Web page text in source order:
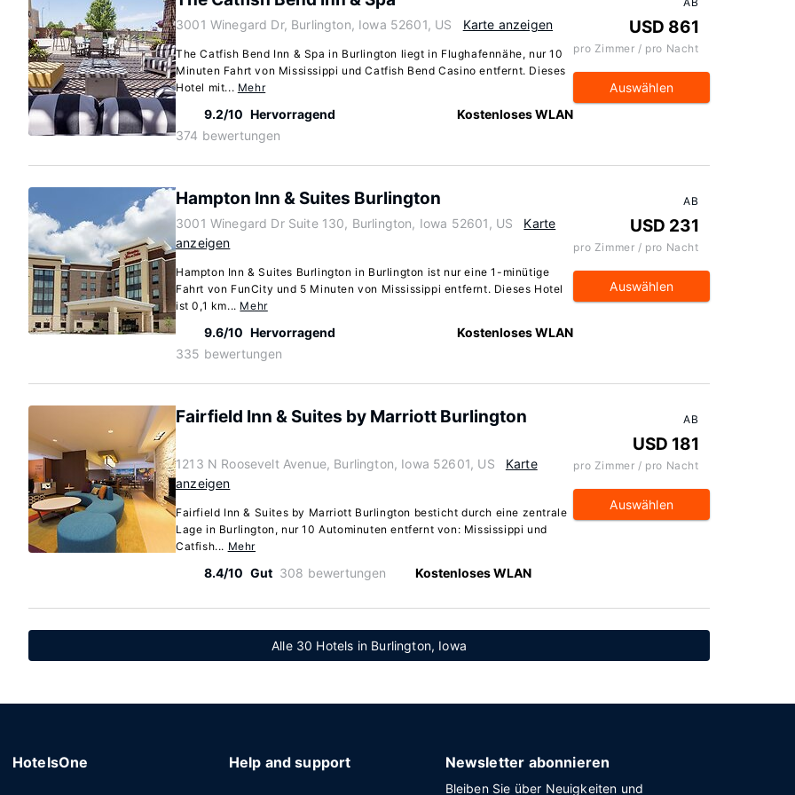
3001 Winegard Dr, Burlington, Iowa 52601, US Karte anzeigen
The Catfish Bend Inn & Spa in Burlington liegt in Flughafennähe, nur 10
Minuten Fahrt von Mississippi und Catfish Bend Casino entfernt. Dieses
Hotel mit... Mehr
9.2/10 Hervorragend
374 bewertungen
Kostenloses WLAN
USD 861
pro Zimmer / pro Nacht
Auswählen
Hampton Inn & Suites Burlington
3001 Winegard Dr Suite 130, Burlington, Iowa 52601, US
Karte
anzeigen
Hampton Inn & Suites Burlington in Burlington ist nur eine 1-minütige
Fahrt von FunCity und 5 Minuten von Mississippi entfernt. Dieses Hotel
ist 0,1 km... Mehr
9.6/10 Hervorragend
335 bewertungen
Kostenloses WLAN
AB
USD 231
pro Zimmer / pro Nacht
Auswählen
Fairfield Inn & Suites by Marriott Burlington
1213 N Roosevelt Avenue, Burlington, Iowa 52601, US
Karte
anzeigen
Fairfield Inn & Suites by Marriott Burlington besticht durch eine zentrale
Lage in Burlington, nur 10 Autominuten entfernt von: Mississippi und
Catfish... Mehr
8.4/10 Gut 308 bewertungen Kostenloses WLAN
AB
USD 181
pro Zimmer / pro Nacht
Auswählen
Alle 30 Hotels in Burlington, Iowa
HotelsOne Help and support Newsletter abonnieren
Bleiben Sie über Neuigkeiten und